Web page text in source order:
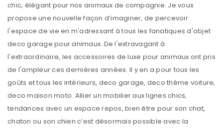
chic, élégant pour nos animaux de compagnie. Je vous
propose une nouvelle façon d’imaginer, de percevoir
l'espace de vie en m'adressant à tous les fanatiques d'objet
deco garage pour animaux. De l'extravagant à
l'extraordinaire, les accessoires de luxe pour animaux ont pris
de l'ampleur ces dernières années. Il y en a pour tous les
goûts et tous les intérieurs, deco garage, deco thème voiture,
deco maison moto. Allier un mobilier aux lignes chics,
tendances avec un espace repos, bien être pour son chat,
chaton ou son chien c’est désormais possible avec la